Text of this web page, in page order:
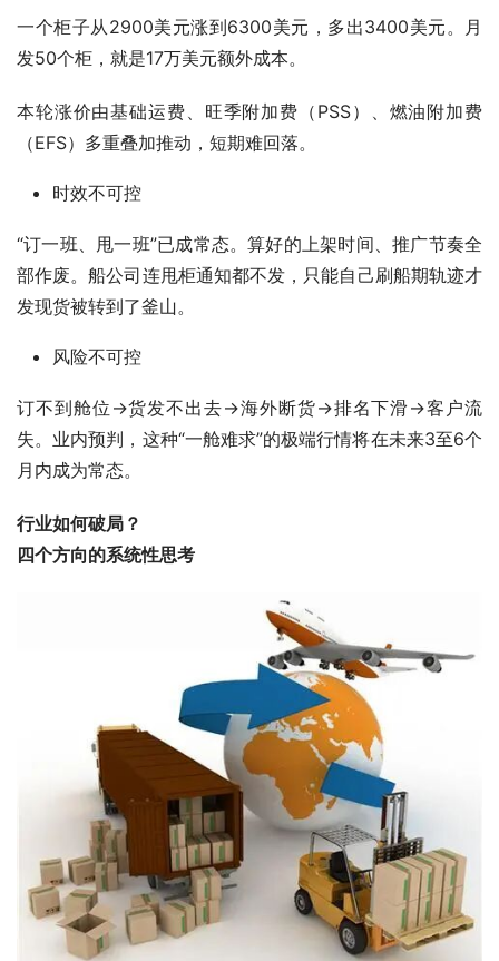
一个柜子从2900美元涨到6300美元，多出3400美元。月
发50个柜，就是17万美元额外成本。
本轮涨价由基础运费、旺季附加费（PSS）、燃油附加费
（EFS）多重叠加推动，短期难回落。
时效不可控
“订一班、甩一班”已成常态。算好的上架时间、推广节奏全
部作废。船公司连甩柜通知都不发，只能自己刷船期轨迹才
发现货被转到了釜山。
风险不可控
订不到舱位→货发不出去→海外断货→排名下滑→客户流
失。业内预判，这种“一舱难求”的极端行情将在未来3至6个
月内成为常态。
行业如何破局？
四个方向的系统性思考